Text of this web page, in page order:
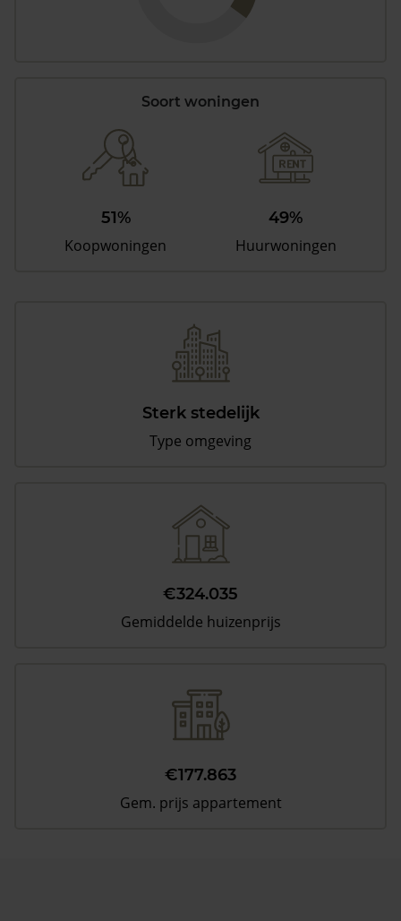
Soort woningen
51%
Koopwoningen
49%
Huurwoningen
Sterk stedelijk
Type omgeving
€324.035
Gemiddelde huizenprijs
€177.863
Gem. prijs appartement